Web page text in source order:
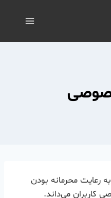
رعایت محرمانه بودن
کاربران می‌داند.